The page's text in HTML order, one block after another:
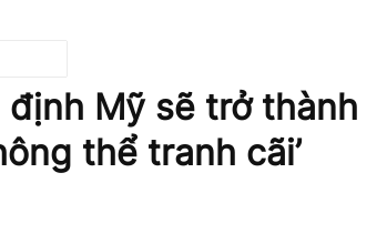
Mỹ sẽ trở thành
thể tranh cãi’